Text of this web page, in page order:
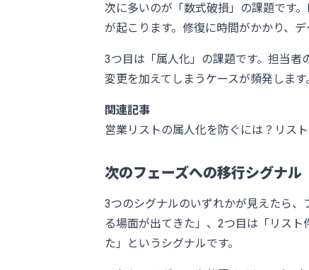
次に多いのが「数式破損」の課題です
が起こります。修復に時間がかかり、
3つ目は「属人化」の課題です。担当
変更を加えてしまうケースが頻発します
関連記事
営業リストの属人化を防ぐには？リス
次のフェーズへの移行シグナル
3つのシグナルのいずれかが見えたら
る場面が出てきた」、2つ目は「リス
た」というシグナルです。